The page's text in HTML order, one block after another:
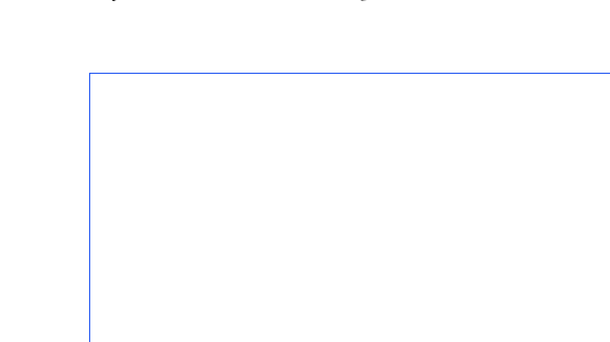
Jonquerettes - Route de la
La terrasse - la
Le salon
La cuisine
Chambre 1
Coin lecture
Salle de bain